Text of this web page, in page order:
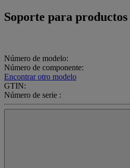
Soporte para productos
Número de modelo:
Número de componente:
Encontrar otro modelo
GTIN:
Número de serie :